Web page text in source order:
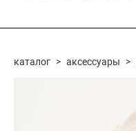
каталог > аксессуары >